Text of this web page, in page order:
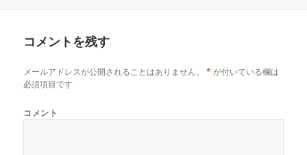
コメントを残す
メールアドレスが公開されることはありません。 * が付いている欄は
必須項目です
コメント